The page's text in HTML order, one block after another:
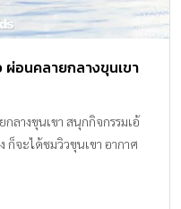
อนคลายกลางขุนเขา
ลางขุนเขา สนุกกิจกรรมเอ้
ก็จะได้ชมวิวขุนเขา อากาศ